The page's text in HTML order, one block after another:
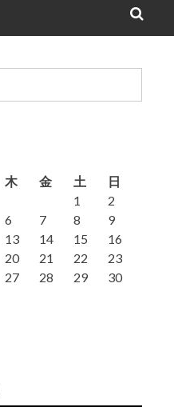
木 金 土 日
1
2
6 7 8
9
13 14 15
16
20 21 22
23
27 28 29
30